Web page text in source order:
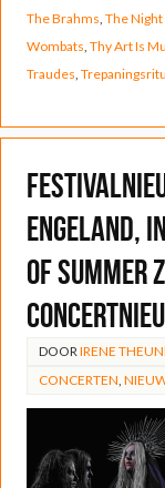
The Brahms The
Wombats Thy Art Is
Traudes
Engeland,
of Summer
DOOR IRENE
CONCERTEN